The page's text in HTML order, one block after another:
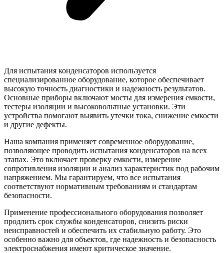
Для испытания конденсаторов используется
специализированное оборудование, которое обеспечивает
высокую точность диагностики и надежность результатов.
Основные приборы включают мосты для измерения емкости,
тестеры изоляции и высоковольтные установки. Эти
устройства помогают выявить утечки тока, снижение емкости
и другие дефекты.
Наша компания применяет современное оборудование,
позволяющее проводить испытания конденсаторов на всех
этапах. Это включает проверку емкости, измерение
сопротивления изоляции и анализ характеристик под рабочим
напряжением. Мы гарантируем, что все испытания
соответствуют нормативным требованиям и стандартам
безопасности.
Применение профессионального оборудования позволяет
продлить срок службы конденсаторов, снизить риски
неисправностей и обеспечить их стабильную работу. Это
особенно важно для объектов, где надежность и безопасность
электроснабжения имеют критическое значение.